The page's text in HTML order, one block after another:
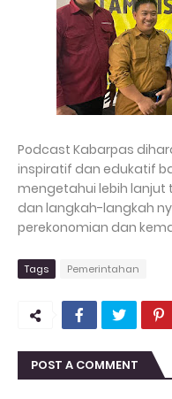
Podcast Kabarpas
inspiratif dan edukatif
mengetahui lebih
dan langkah-langkah
perekonomian dan
Tags Pemerintahan
POST A COMMENT